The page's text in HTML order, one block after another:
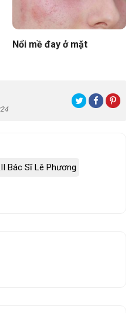
Nổi mề đay ở mặt
Bác Sĩ Lê Phương